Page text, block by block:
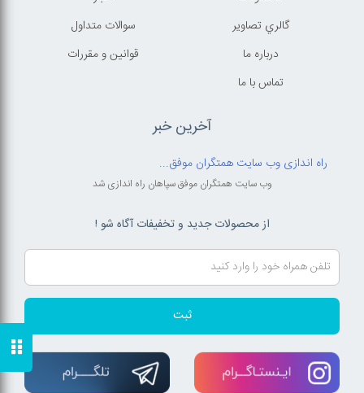
گالري تصاوير
درباره ما
تماس با ما
سوالات متداول
قوانين و مقررات
آخرین خبر
راه اندازی وب سایت همتگران موفق...
وب سایت همتگران موفق سپاهان راه اندازی شد
از محصولات جدید و تخفیفات آگاه شو !
ثبت